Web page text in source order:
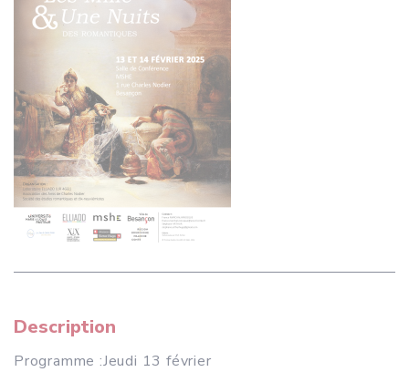
Description
Programme :Jeudi 13 février